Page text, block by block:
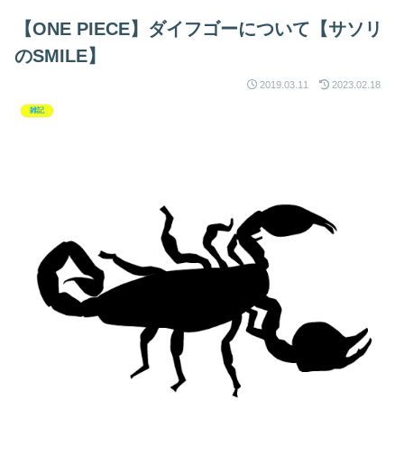
【ONE PIECE】ダイフゴーについて【サソリ
のSMILE】
2019.03.11 2023.02.18
雑記